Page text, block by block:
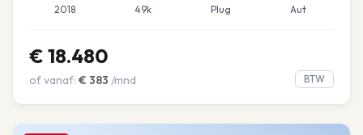
2018 49k Plug Aut
€ 18.480
of vanaf: € 383 /mnd BTW